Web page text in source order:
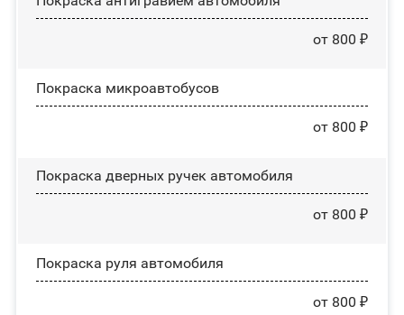
от 800 ₽
Покраска микроавтобусов
от 800 ₽
Покраска дверных ручек автомобиля
от 800 ₽
Покраска руля автомобиля
от 800 ₽